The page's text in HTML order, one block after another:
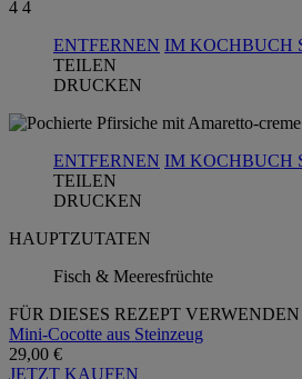
4 4
ENTFERNEN IM KOCHBUCH
TEILEN
DRUCKEN
ENTFERNEN IM KOCHBUCH
TEILEN
DRUCKEN
HAUPTZUTATEN
Fisch & Meeresfrüchte
FÜR DIESES REZEPT
Mini-Cocotte aus Steinzeug
29,00 €
JETZT KAUFEN